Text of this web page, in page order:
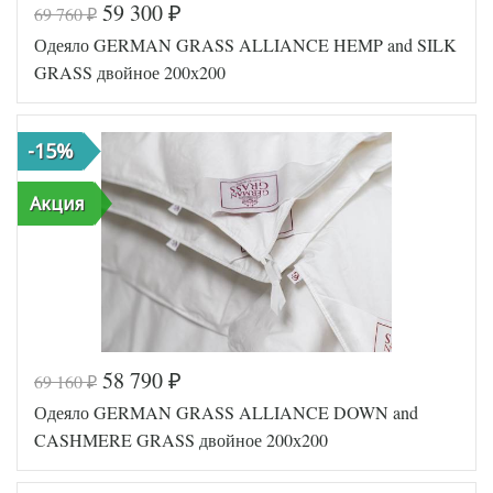
Код товара
Артикул
GG-989732022
Ширина х
Длина
200х220 (евро)
Сезонность
Легкое,
Наполнитель
Шелк /
Конопля
Мако-сатин
пуходержащий
Производитель
German Grass
(Австрия)
Код товара
Артикул
GG-989732020
Ширина х
Длина
200х200 (евро)
Легкое,
69 760₽ 59 300 ₽
Одеяло GERMAN GRASS ALLIANCE HEMP and SILK
GRASS двойное 200х200
Акция
-15%
69 160₽ 58 790 ₽
Одеяло GERMAN GRASS ALLIANCE DOWN and
CASHMERE GRASS двойное 200х200